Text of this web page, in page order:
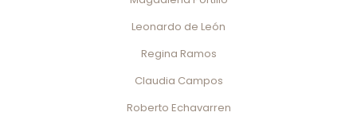
Leonardo de León
Regina Ramos
Claudia Campos
Roberto Echavarren